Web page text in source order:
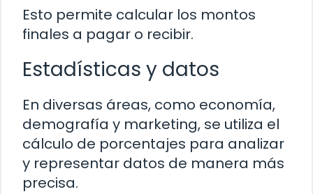
Esto permite calcular los montos
finales a pagar o recibir.
Estadísticas y datos
En diversas áreas, como economía,
demografía y marketing, se utiliza el
cálculo de porcentajes para analizar
y representar datos de manera más
precisa.